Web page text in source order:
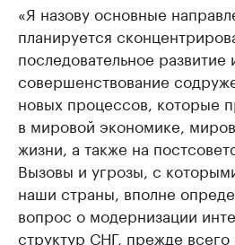
«Я назову основные
планируется
последовательное развитие
совершенствование
новых процессов, которые
в мировой экономике,
жизни, а также на
Вызовы и угрозы, с
наши страны, вполне
вопрос о модернизации
структур СНГ, прежде всего